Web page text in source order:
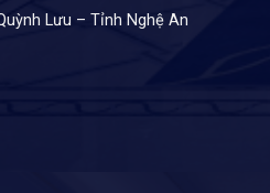
Lưu – Tỉnh Nghệ An